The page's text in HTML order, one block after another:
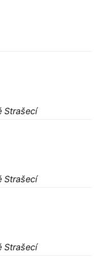
Strašecí
Strašecí
Strašecí